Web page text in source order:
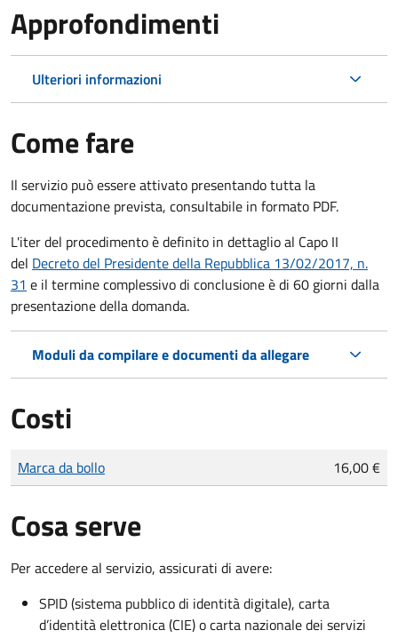
Approfondimenti
Ulteriori informazioni
Come fare
Il servizio può essere attivato presentando tutta la
documentazione prevista, consultabile in formato PDF.
L'iter del procedimento è definito in dettaglio al Capo II
del Decreto del Presidente della Repubblica 13/02/2017, n.
31 e il termine complessivo di conclusione è di 60 giorni dalla
presentazione della domanda.
Moduli da compilare e documenti da allegare
Costi
Tipo di pagamento
Importo
Marca da bollo 16,00 €
Cosa serve
Per accedere al servizio, assicurati di avere:
SPID (sistema pubblico di identità digitale), carta
d’identità elettronica (CIE) o carta nazionale dei servizi